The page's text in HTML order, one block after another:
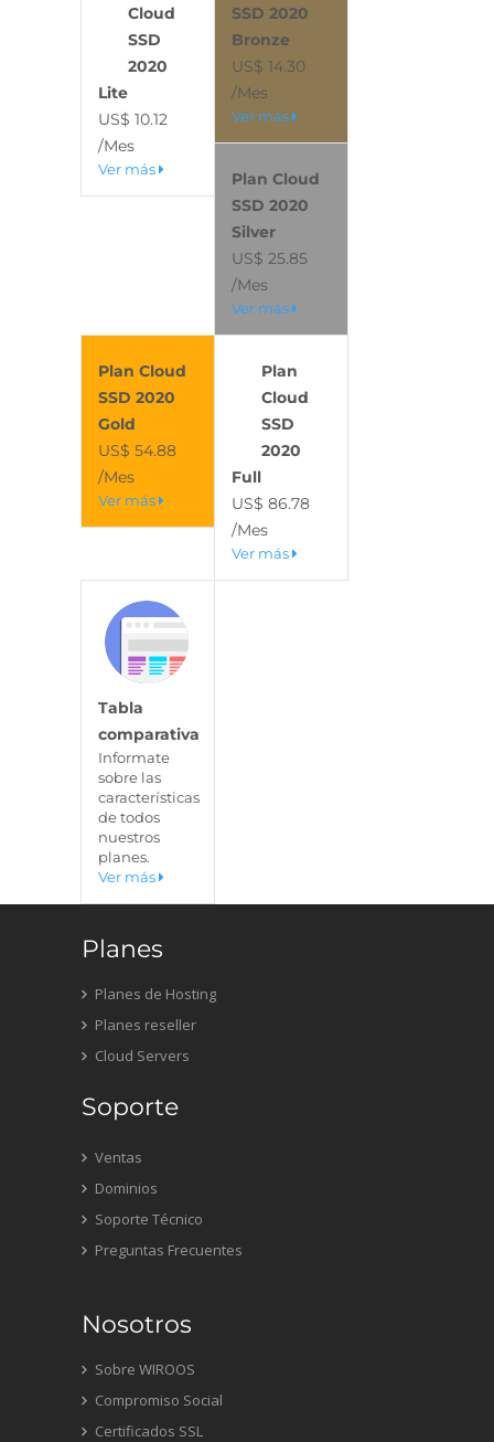
Cloud
SSD
2020
Lite
US$ 10.12
/Mes
Ver más
SSD 2020
Bronze
US$ 14.30
/Mes
Ver más
Plan Cloud
SSD 2020
Silver
US$ 25.85
/Mes
Ver más
Plan Cloud
SSD 2020
Gold
US$ 54.88
/Mes
Ver más
Plan
Cloud
SSD
2020
Full
US$ 86.78
/Mes
Ver más
Tabla
comparativa
Informate
sobre las
características
de todos
nuestros
planes.
Ver más
Planes
Planes de Hosting
Planes reseller
Cloud Servers
Soporte
Ventas
Dominios
Soporte Técnico
Preguntas Frecuentes
Nosotros
Sobre WIROOS
Compromiso Social
Certificados SSL